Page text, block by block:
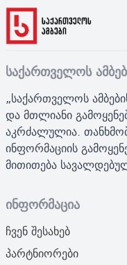
საქართველოს
„საქართველოს
და მთლიანი
აკრძალულია.
ინფორმაციის
მითითება
ინფორმაცია
ჩვენ შესახებ
პარტნიორები